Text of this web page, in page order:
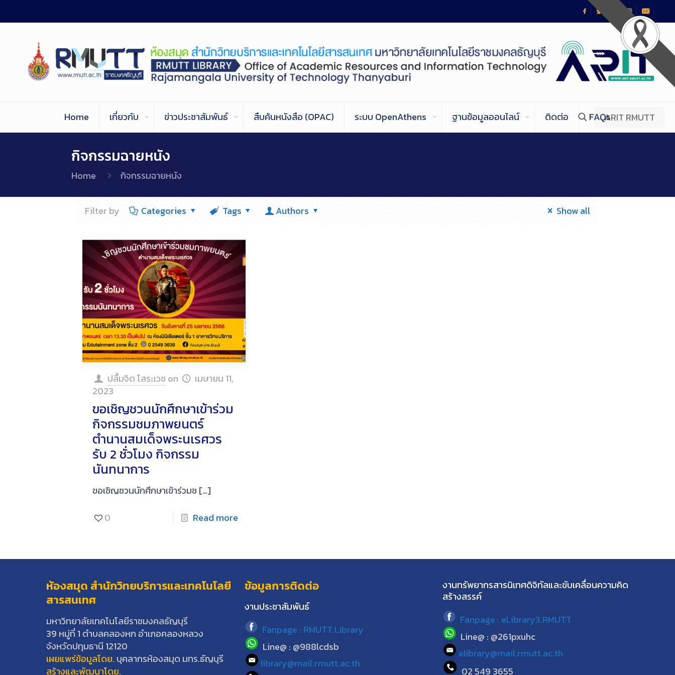
Home เกี่ยวกับ ข่าวประชาสัมพันธ์ สืบค้นหนังสือ (OPAC) ระบบ OpenAthens ฐานข้อมูลออนไลน์ ติดต่อ FAQsARIT RMUTT
กิจกรรมฉายหนัง
Home กิจกรรมฉายหนัง
Filter by Categories Tags Authors Show all
ปลื้มจิต โสระเวช on
เมษายน 11,
2023
ขอเชิญชวนนักศึกษาเข้าร่วม
กิจกรรมชมภาพยนตร์
ตำนานสมเด็จพระนเรศวร
รับ 2 ชั่วโมง กิจกรรม
นันทนาการ
ขอเชิญชวนนักศึกษาเข้าร่วมช […]
0
Read more
ห้องสมุด สำนักวิทยบริการและเทคโนโลยี
สารสนเทศ
มหาวิทยาลัยเทคโนโลยีราชมงคลธัญบุรี
39 หมู่ที่ 1 ตำบลคลองหก อำเภอคลองหลวง
จังหวัดปทุมธานี 12120
เผยแพร่ข้อมูลโดย. บุคลากรห้องสมุด มทร.ธัญบุรี
สร้างและพัฒนาโดย.
ข้อมูลการติดต่อ
งานประชาสัมพันธ์
Fanpage : RMUTT.Library
Line@ : @988lcdsb
library@mail.rmutt.ac.th
งานทรัพยากรสารนิเทศดิจิทัลและขับเคลื่อนความคิด
สร้างสรรค์
Fanpage : eLibrary3.RMUTT
Line@ : @261pxuhc
elibrary@mail.rmutt.ac.th
02 549 3655